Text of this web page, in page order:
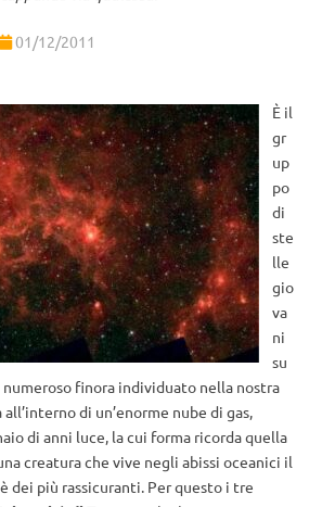
01/12/2011
È il
gr
up
po
di
ste
lle
gio
va
ni
su
numeroso finora individuato nella nostra
all’interno di un’enorme nube di gas,
di anni luce, la cui forma ricorda quella
creatura che vive negli abissi oceanici il
dei più rassicuranti. Per questo i tre